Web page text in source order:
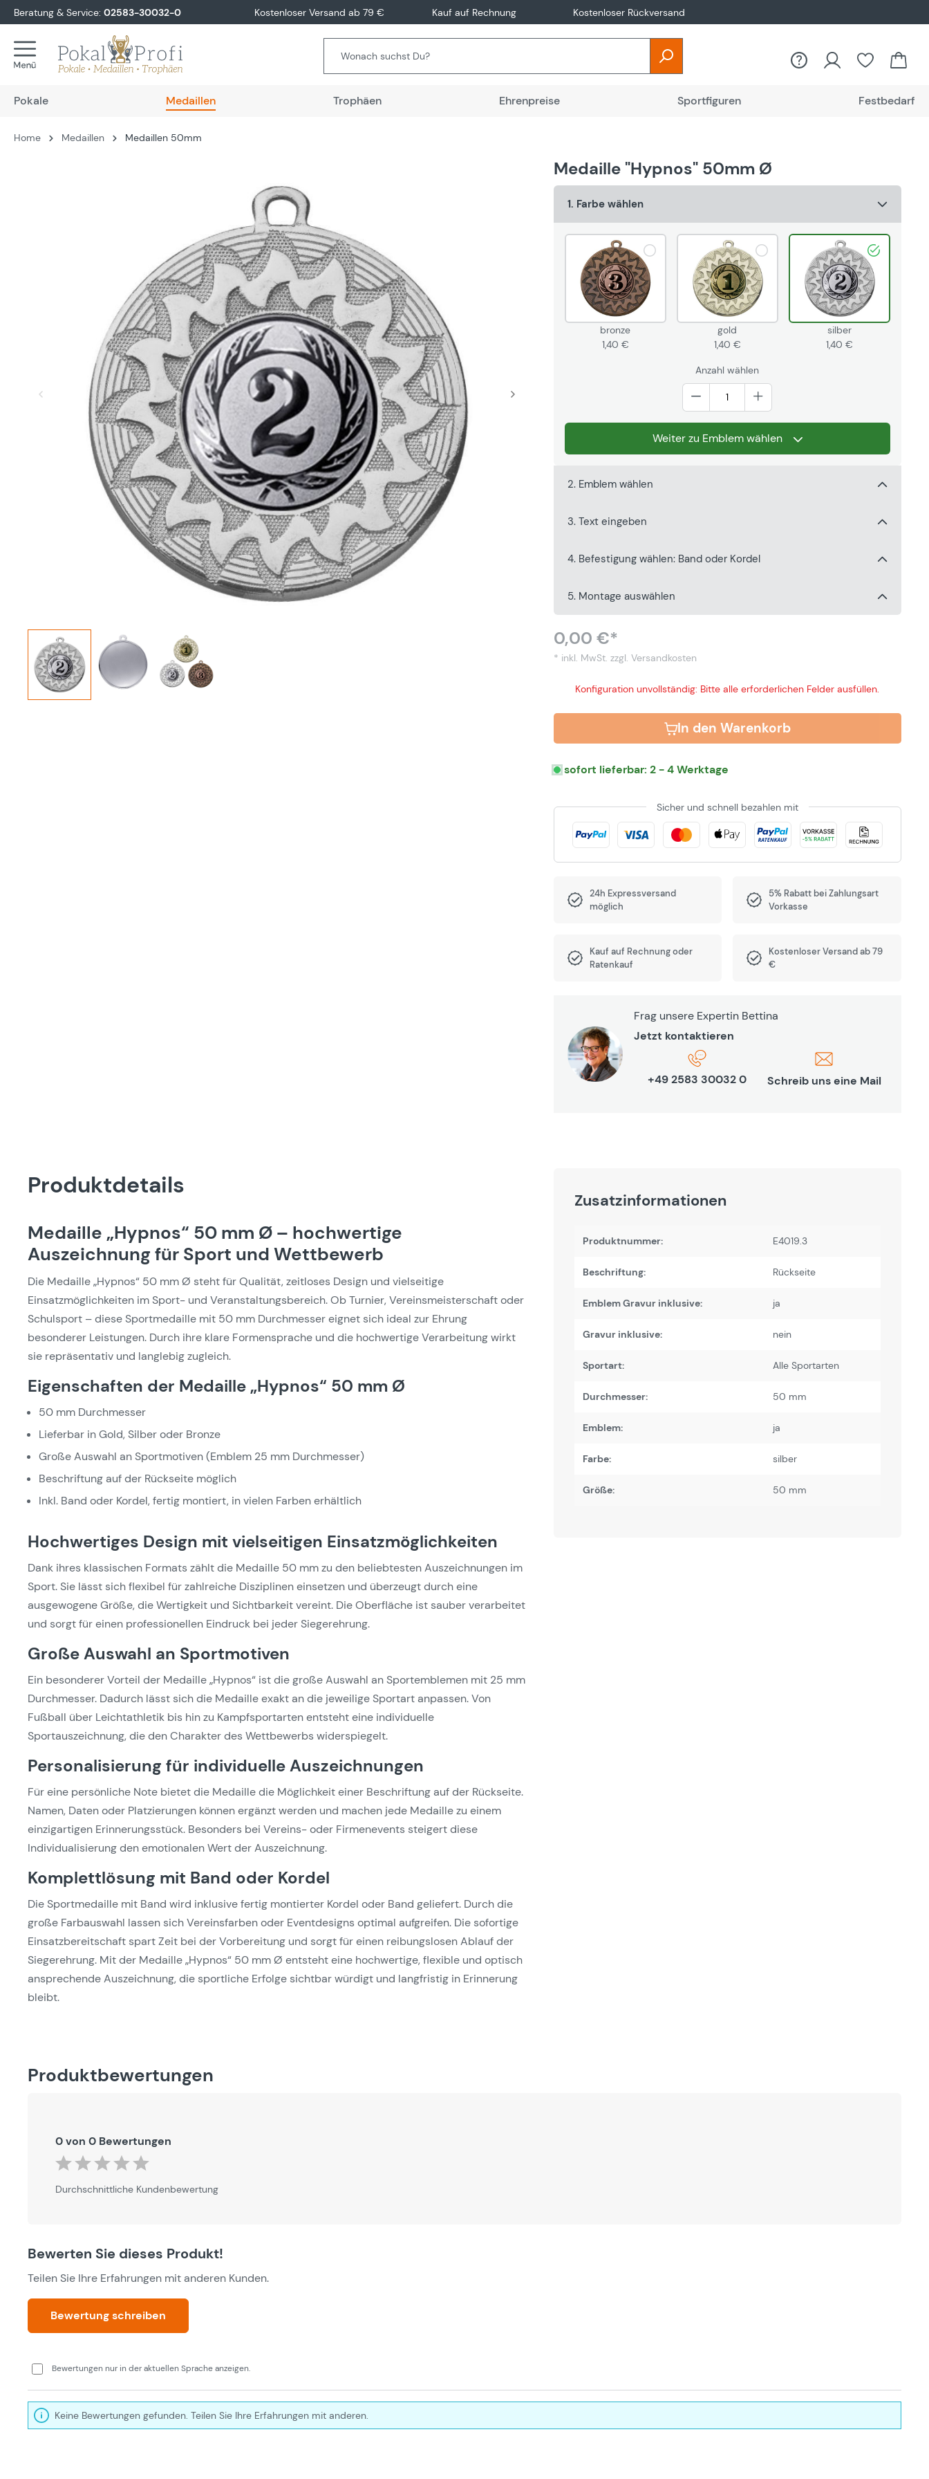
Zur Hauptnavigation springen
Beratung & Service: 02583-30032-0 Kostenloser Versand ab 79 € Kauf auf Rechnung Kostenloser Rückversand
Du hast 0
Pokale Medaillen Trophäen Ehrenpreise Sportfiguren Festbedarf
Home Medaillen Medaillen 50mm
Medaille "Hypnos" 50mm Ø
1. Farbe wählen
bronze
1,40 €
gold
1,40 €
silber
1,40 €
Anzahl wählen
Weiter zu Emblem wählen
2. Emblem wählen
3. Text eingeben
4. Befestigung wählen: Band oder Kordel
5. Montage auswählen
0,00 €*
* inkl. MwSt. zzgl. Versandkosten
Konfiguration unvollständig: Bitte alle erforderlichen Felder ausfüllen.
In den Warenkorb
sofort lieferbar: 2 - 4 Werktage
Sicher und schnell bezahlen mit
24h Expressversand
möglich
5% Rabatt bei Zahlungsart
Vorkasse
Kauf auf Rechnung oder
Ratenkauf
Kostenloser Versand ab 79
€
Frag unsere Expertin Bettina
Jetzt kontaktieren
+49 2583 30032 0 Schreib uns eine Mail
Produktdetails
Medaille „Hypnos“ 50 mm Ø – hochwertige
Auszeichnung für Sport und Wettbewerb
Die Medaille „Hypnos“ 50 mm Ø steht für Qualität, zeitloses Design und vielseitige
Einsatzmöglichkeiten im Sport- und Veranstaltungsbereich. Ob Turnier, Vereinsmeisterschaft oder
Schulsport – diese Sportmedaille mit 50 mm Durchmesser eignet sich ideal zur Ehrung
besonderer Leistungen. Durch ihre klare Formensprache und die hochwertige Verarbeitung wirkt
sie repräsentativ und langlebig zugleich.
Eigenschaften der Medaille „Hypnos“ 50 mm Ø
50 mm Durchmesser
Lieferbar in Gold, Silber oder Bronze
Große Auswahl an Sportmotiven (Emblem 25 mm Durchmesser)
Beschriftung auf der Rückseite möglich
Inkl. Band oder Kordel, fertig montiert, in vielen Farben erhältlich
Hochwertiges Design mit vielseitigen Einsatzmöglichkeiten
Dank ihres klassischen Formats zählt die Medaille 50 mm zu den beliebtesten Auszeichnungen im
Sport. Sie lässt sich flexibel für zahlreiche Disziplinen einsetzen und überzeugt durch eine
ausgewogene Größe, die Wertigkeit und Sichtbarkeit vereint. Die Oberfläche ist sauber verarbeitet
und sorgt für einen professionellen Eindruck bei jeder Siegerehrung.
Große Auswahl an Sportmotiven
Ein besonderer Vorteil der Medaille „Hypnos“ ist die große Auswahl an Sportemblemen mit 25 mm
Durchmesser. Dadurch lässt sich die Medaille exakt an die jeweilige Sportart anpassen. Von
Fußball über Leichtathletik bis hin zu Kampfsportarten entsteht eine individuelle
Sportauszeichnung, die den Charakter des Wettbewerbs widerspiegelt.
Personalisierung für individuelle Auszeichnungen
Für eine persönliche Note bietet die Medaille die Möglichkeit einer Beschriftung auf der Rückseite.
Namen, Daten oder Platzierungen können ergänzt werden und machen jede Medaille zu einem
einzigartigen Erinnerungsstück. Besonders bei Vereins- oder Firmenevents steigert diese
Individualisierung den emotionalen Wert der Auszeichnung.
Komplettlösung mit Band oder Kordel
Die Sportmedaille mit Band wird inklusive fertig montierter Kordel oder Band geliefert. Durch die
große Farbauswahl lassen sich Vereinsfarben oder Eventdesigns optimal aufgreifen. Die sofortige
Einsatzbereitschaft spart Zeit bei der Vorbereitung und sorgt für einen reibungslosen Ablauf der
Siegerehrung. Mit der Medaille „Hypnos“ 50 mm Ø entsteht eine hochwertige, flexible und optisch
ansprechende Auszeichnung, die sportliche Erfolge sichtbar würdigt und langfristig in Erinnerung
bleibt.
Zusatzinformationen
Produktnummer: E4019.3
Beschriftung: Rückseite
Emblem Gravur inklusive: ja
Gravur inklusive: nein
Sportart: Alle Sportarten
Durchmesser: 50 mm
Emblem: ja
Farbe: silber
Größe: 50 mm
Produktbewertungen
0 von 0 Bewertungen
Durchschnittliche Bewertung von 0 von 5 Sternen
Durchschnittliche Kundenbewertung
Bewerten Sie dieses Produkt!
Teilen Sie Ihre Erfahrungen mit anderen Kunden.
Bewertung schreiben
Bewertungen nur in der aktuellen Sprache anzeigen.
Keine Bewertungen gefunden. Teilen Sie Ihre Erfahrungen mit anderen.